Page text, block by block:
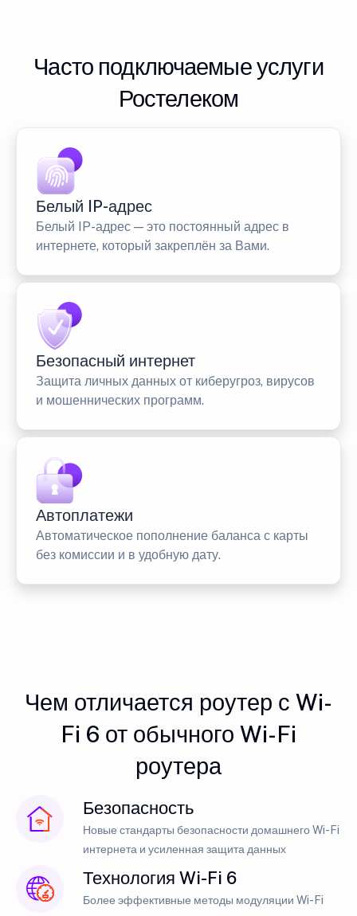
Часто подключаемые услуги
Ростелеком
Белый IP-адрес
Белый IP-адрес — это постоянный адрес в
интернете, который закреплён за Вами.
Безопасный интернет
Защита личных данных от киберугроз, вирусов
и мошеннических программ.
Автоплатежи
Автоматическое пополнение баланса с карты
без комиссии и в удобную дату.
Чем отличается роутер с Wi-
Fi 6 от обычного Wi-Fi
роутера
Безопасность
Новые стандарты безопасности домашнего Wi-Fi
интернета и усиленная защита данных
Технология Wi-Fi 6
Более эффективные методы модуляции Wi-Fi